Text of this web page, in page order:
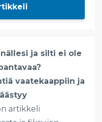
ja silti ei ole
vaatekaappiin ja
artikkeli